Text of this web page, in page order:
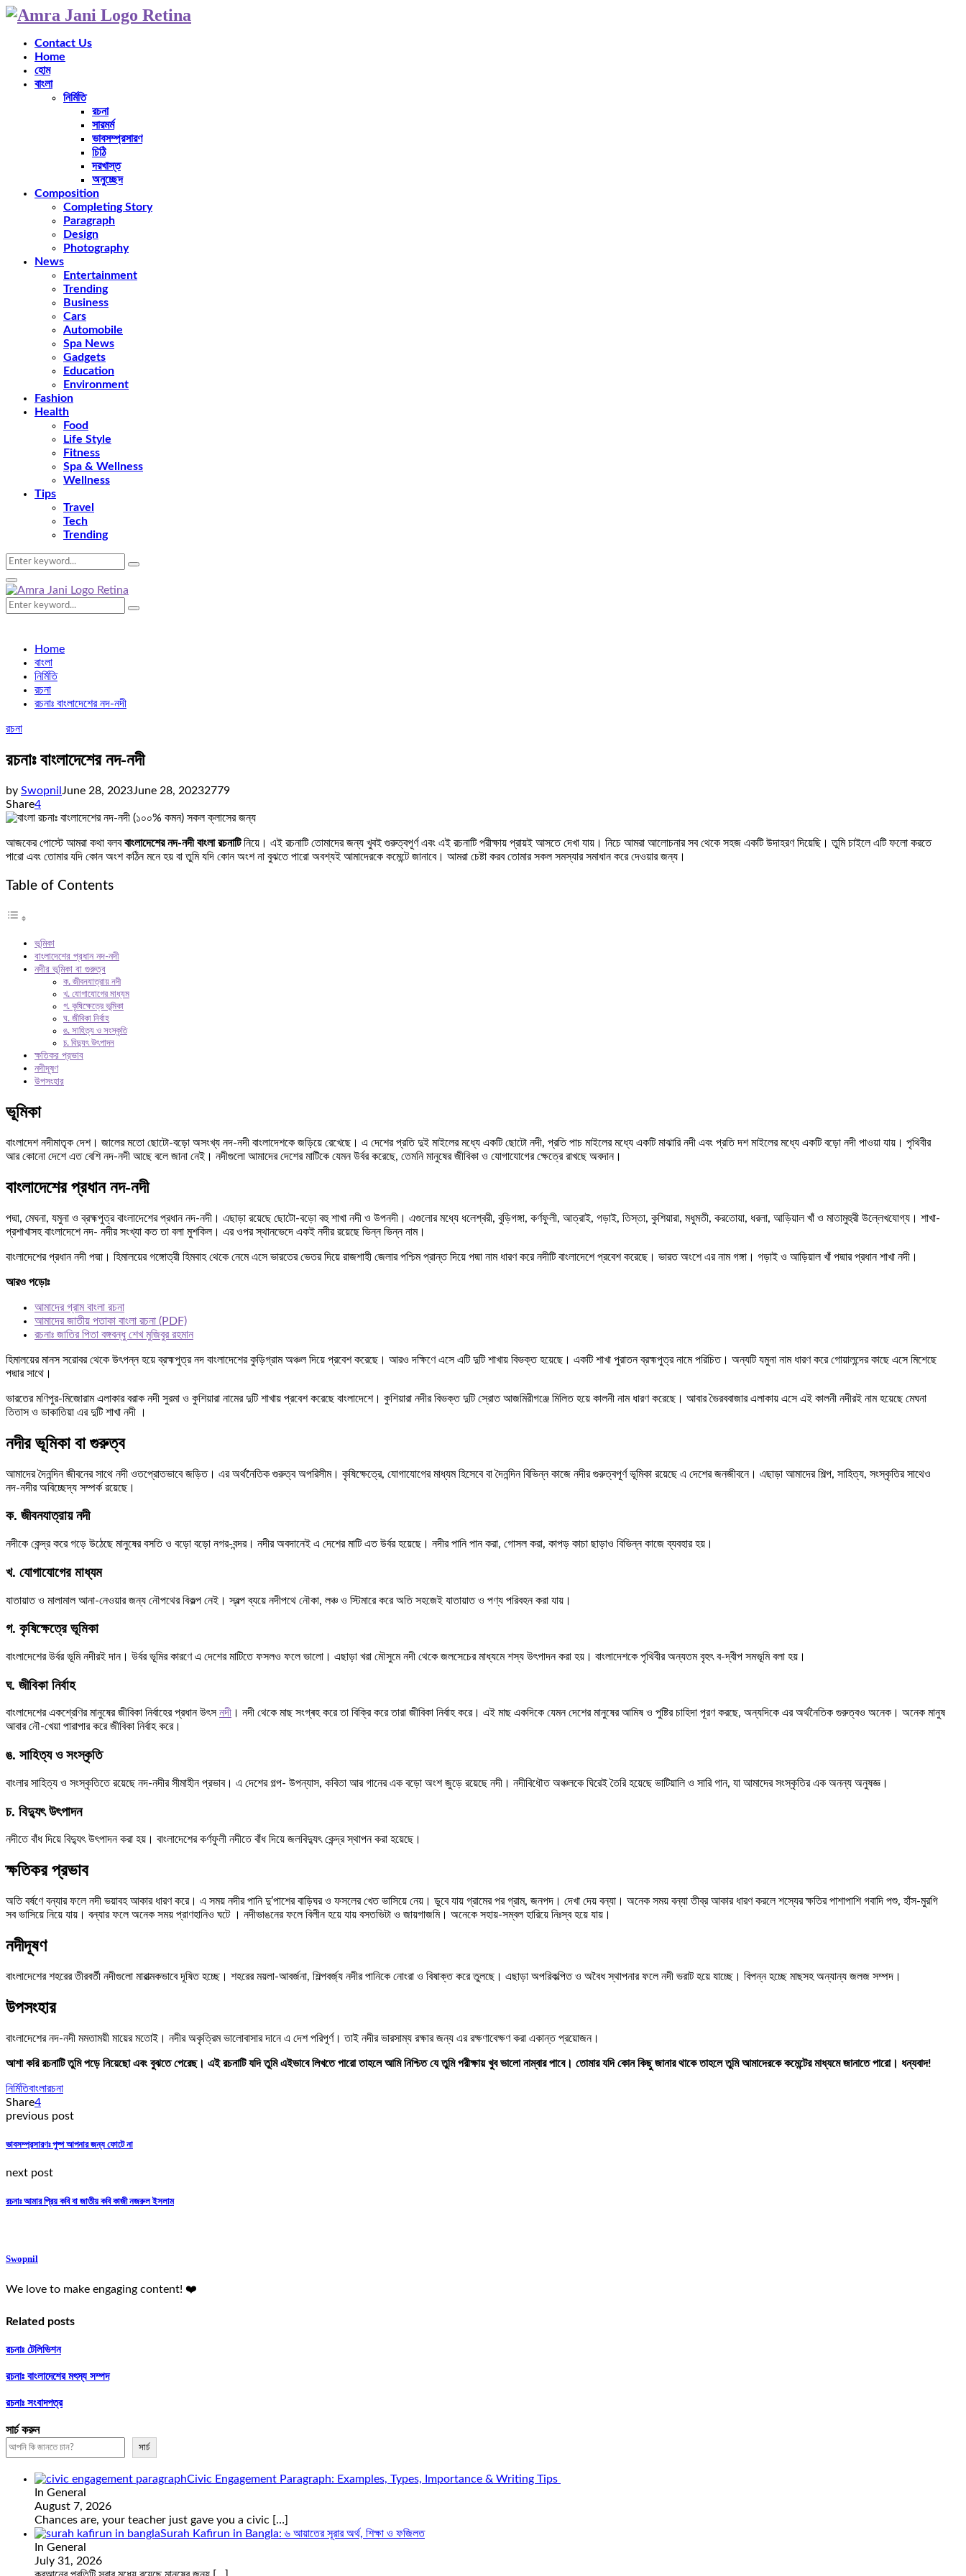
Contact Us
Home
হোম
বাংলা
নির্মিতি
রচনা
সারমর্ম
ভাবসম্প্রসারণ
চিঠি
দরখাস্ত
অনুচ্ছেদ
Composition
Completing Story
Paragraph
Design
Photography
News
Entertainment
Trending
Business
Cars
Automobile
Spa News
Gadgets
Education
Environment
Fashion
Health
Food
Life Style
Fitness
Spa & Wellness
Wellness
Tips
Travel
Tech
Trending
Search
for:
Search
Primary
Menu
Search
for:
Search
Home
বাংলা
নির্মিতি
রচনা
রচনাঃ বাংলাদেশের নদ-নদী
রচনা
রচনাঃ বাংলাদেশের নদ-নদী
by Swopnil June 28, 2023June 28, 20232779
Share4
আজকের পোস্টে আমরা কথা বলববাংলাদেশের নদ-নদী বাংলা রচনাটিনিয়ে। এই রচনাটি তোমাদের জন্য খুবই গুরুত্বপূর্ণ এবং এই রচনাটি পরীক্ষায় প্রায়ই আসতে দেখা যায়। নিচে আমরা আলোচনার সব থেকে সহজ একটি উদাহরণ দিয়েছি। তুমি চাইলে এটি ফলো করতে
পারো এবং তোমার যদি কোন অংশ কঠিন মনে হয় বা তুমি যদি কোন অংশ না বুঝতে পারো অবশ্যই আমাদেরকে কমেন্টে জানাবে। আমরা চেষ্টা করব তোমার সকল সমস্যার সমাধান করে দেওয়ার জন্য।
Table of Contents
ভূমিকা
বাংলাদেশের প্রধান নদ-নদী
নদীর ভূমিকা বা গুরুত্ব
ক. জীবনযাত্রায় নদী
খ. যোগাযোগের মাধ্যম
গ. কৃষিক্ষেত্রে ভূমিকা
ঘ. জীবিকা নির্বাহ
ঙ. সাহিত্য ও সংস্কৃতি
চ. বিদ্যুৎ উৎপাদন
ক্ষতিকর প্রভাব
নদীদূষণ
উপসংহার
ভূমিকা
বাংলাদেশ নদীমাতৃক দেশ। জালের মতো ছোটো-বড়ো অসংখ্য নদ-নদী বাংলাদেশকে জড়িয়ে রেখেছে। এ দেশের প্রতি দুই মাইলের মধ্যে একটি ছোটো নদী, প্রতি পাচ মাইলের মধ্যে একটি মাঝারি নদী এবং প্রতি দশ মাইলের মধ্যে একটি বড়ো নদী পাওয়া যায়। পৃথিবীর
আর কোনো দেশে এত বেশি নদ-নদী আছে বলে জানা নেই। নদীগুলো আমাদের দেশের মাটিকে যেমন উর্বর করেছে, তেমনি মানুষের জীবিকা ও যোগাযোগের ক্ষেত্রে রাখছে অবদান।
বাংলাদেশের প্রধান নদ-নদী
পদ্মা, মেঘনা, যমুনা ও ব্রহ্মপুত্র বাংলাদেশের প্রধান নদ-নদী। এছাড়া রয়েছে ছোটো-বড়ো বহু শাখা নদী ও উপনদী। এগুলোর মধ্যে ধলেশ্বরী, বুড়িগঙ্গা, কর্ণফুলী, আত্রাই, গড়াই, তিস্তা, কুশিয়ারা, মধুমতী, করতোয়া, ধরলা, আড়িয়াল খাঁ ও মাতামুহুরী উল্লেখযোগ্য। শাখা-
প্রশাখাসহ বাংলাদেশে নদ- নদীর সংখ্যা কত তা বলা মুশকিল। এর ওপর স্থানভেদে একই নদীর রয়েছে ভিন্ন ভিন্ন নাম।
বাংলাদেশের প্রধান নদী পদ্মা। হিমালয়ের গঙ্গোত্রী হিমবাহ থেকে নেমে এসে ভারতের ভেতর দিয়ে রাজশাহী জেলার পশ্চিম প্রান্ত দিয়ে পদ্মা নাম ধারণ করে নদীটি বাংলাদেশে প্রবেশ করেছে। ভারত অংশে এর নাম গঙ্গা। গড়াই ও আড়িয়াল খাঁ পদ্মার প্রধান শাখা নদী।
আরও পড়োঃ
আমাদের গ্রাম বাংলা রচনা
আমাদের জাতীয় পতাকা বাংলা রচনা (PDF)
রচনাঃ জাতির পিতা বঙ্গবন্ধু শেখ মুজিবুর রহমান
হিমালয়ের মানস সরোবর থেকে উৎপন্ন হয়ে ব্রহ্মপুত্র নদ বাংলাদেশের কুড়িগ্রাম অঞ্চল দিয়ে প্রবেশ করেছে। আরও দক্ষিণে এসে এটি দুটি শাখায় বিভক্ত হয়েছে। একটি শাখা পুরাতন ব্রহ্মপুত্র নামে পরিচিত। অন্যটি যমুনা নাম ধারণ করে গোয়ালন্দের কাছে এসে মিশেছে
পদ্মার সাথে।
ভারতের মণিপুর-মিজোরাম এলাকার বরাক নদী সুরমা ও কুশিয়ারা নামের দুটি শাখায় প্রবেশ করেছে বাংলাদেশে। কুশিয়ারা নদীর বিভক্ত দুটি স্রোত আজমিরীগঞ্জে মিলিত হয়ে কালনী নাম ধারণ করেছে। আবার ভৈরববাজার এলাকায় এসে এই কালনী নদীরই নাম হয়েছে মেঘনা
তিতাস ও ডাকাতিয়া এর দুটি শাখা নদী ।
নদীর ভূমিকা বা গুরুত্ব
আমাদের দৈনন্দিন জীবনের সাথে নদী ওতপ্রোতভাবে জড়িত। এর অর্থনৈতিক গুরুত্ব অপরিসীম। কৃষিক্ষেত্রে, যোগাযোগের মাধ্যম হিসেবে বা দৈনন্দিন বিভিন্ন কাজে নদীর গুরুত্বপূর্ণ ভূমিকা রয়েছে এ দেশের জনজীবনে। এছাড়া আমাদের শিল্প, সাহিত্য, সংস্কৃতির সাথেও
নদ-নদীর অবিচ্ছেদ্য সম্পর্ক রয়েছে।
ক. জীবনযাত্রায় নদী
নদীকে কেন্দ্র করে গড়ে উঠেছে মানুষের বসতি ও বড়ো বড়ো নগর-বন্দর। নদীর অবদানেই এ দেশের মাটি এত উর্বর হয়েছে। নদীর পানি পান করা, গোসল করা, কাপড় কাচা ছাড়াও বিভিন্ন কাজে ব্যবহার হয়।
খ. যোগাযোগের মাধ্যম
যাতায়াত ও মালামাল আনা-নেওয়ার জন্য নৌপথের বিকল্প নেই। স্বল্প ব্যয়ে নদীপথে নৌকা, লঞ্চ ও স্টিমারে করে অতি সহজেই যাতায়াত ও পণ্য পরিবহন করা যায়।
গ. কৃষিক্ষেত্রে ভূমিকা
বাংলাদেশের উর্বর ভূমি নদীরই দান। উর্বর ভূমির কারণে এ দেশের মাটিতে ফসলও ফলে ভালো। এছাড়া খরা মৌসুমে নদী থেকে জলসেচের মাধ্যমে শস্য উৎপাদন করা হয়। বাংলাদেশকে পৃথিবীর অন্যতম বৃহৎ ব-দ্বীপ সমভূমি বলা হয়।
ঘ. জীবিকা নির্বাহ
বাংলাদেশের একশ্রেণির মানুষের জীবিকা নির্বাহের প্রধান উৎসনদী । নদী থেকে মাছ সংগ্ৰহ করে তা বিক্রি করে তারা জীবিকা নির্বাহ করে। এই মাছ একদিকে যেমন দেশের মানুষের আমিষ ও পুষ্টির চাহিদা পূরণ করছে, অন্যদিকে এর অর্থনৈতিক গুরুত্বও অনেক। অনেক মানুষ
আবার নৌ-খেয়া পারাপার করে জীবিকা নির্বাহ করে।
ঙ. সাহিত্য ও সংস্কৃতি
বাংলার সাহিত্য ও সংস্কৃতিতে রয়েছে নদ-নদীর সীমাহীন প্রভাব। এ দেশের গল্প- উপন্যাস, কবিতা আর গানের এক বড়ো অংশ জুড়ে রয়েছে নদী। নদীবিধৌত অঞ্চলকে ঘিরেই তৈরি হয়েছে ভাটিয়ালি ও সারি গান, যা আমাদের সংস্কৃতির এক অনন্য অনুষজ্ঞ।
চ. বিদ্যুৎ উৎপাদন
নদীতে বাঁধ দিয়ে বিদ্যুৎ উৎপাদন করা হয়। বাংলাদেশের কর্ণফুলী নদীতে বাঁধ দিয়ে জলবিদ্যুৎ কেন্দ্র স্থাপন করা হয়েছে।
ক্ষতিকর প্রভাব
অতি বর্ষণে বন্যার ফলে নদী ভয়াবহ আকার ধারণ করে। এ সময় নদীর পানি দু’পাশের বাড়িঘর ও ফসলের খেত ভাসিয়ে নেয়। ডুবে যায় গ্রামের পর গ্রাম, জনপদ। দেখা দেয় বন্যা। অনেক সময় বন্যা তীব্র আকার ধারণ করলে শস্যের ক্ষতির পাশাপাশি গবাদি পশু, হাঁস-মুরগি
সব ভাসিয়ে নিয়ে যায়। বন্যার ফলে অনেক সময় প্রাণহানিও ঘটে । নদীভাঙনের ফলে বিলীন হয়ে যায় বসতভিটা ও জায়গাজমি। অনেকে সহায়-সম্বল হারিয়ে নিঃস্ব হয়ে যায়।
নদীদূষণ
বাংলাদেশের শহরের তীরবর্তী নদীগুলো মারাত্মকভাবে দূষিত হচ্ছে। শহরের ময়লা-আবর্জনা, শিল্পবর্জ্য নদীর পানিকে নোংরা ও বিষাক্ত করে তুলছে। এছাড়া অপরিকল্পিত ও অবৈধ স্থাপনার ফলে নদী ভরাট হয়ে যাচ্ছে। বিপন্ন হচ্ছে মাছসহ অন্যান্য জলজ সম্পদ।
উপসংহার
বাংলাদেশের নদ-নদী মমতাময়ী মায়ের মতোই। নদীর অকৃত্রিম ভালোবাসার দানে এ দেশ পরিপূর্ণ। তাই নদীর ভারসাম্য রক্ষার জন্য এর রক্ষণাবেক্ষণ করা একান্ত প্রয়োজন।
আশা করি রচনাটি তুমি পড়ে নিয়েছো এবং বুঝতে পেরেছ। এই রচনাটি যদি তুমি এইভাবে লিখতে পারো তাহলে আমি নিশ্চিত যে তুমি পরীক্ষায় খুব ভালো নাম্বার পাবে। তোমার যদি কোন কিছু জানার থাকে তাহলে তুমি আমাদেরকে কমেন্টের মাধ্যমে জানাতে পারো। ধন্যবাদ!
নির্মিতিবাংলারচনা
Share4
previous post
ভাবসম্প্রসারণঃ পুষ্প আপনার জন্য ফোটে না
next post
রচনাঃ আমার প্রিয় কবি বা জাতীয় কবি কাজী নজরুল ইসলাম
Swopnil
We love to make engaging content! ❤️
Related posts
রচনাঃ টেলিভিশন
রচনাঃ বাংলাদেশের মৎস্য সম্পদ
রচনাঃ সংবাদপত্র
সার্চ করুন
সার্চ
Civic Engagement Paragraph: Examples, Types, Importance & Writing Tips
In General
August 7, 2026
Chances are, your teacher just gave you a civic […]
Surah Kafirun in Bangla: ৬ আয়াতের সূরার অর্থ, শিক্ষা ও ফজিলত
In General
July 31, 2026